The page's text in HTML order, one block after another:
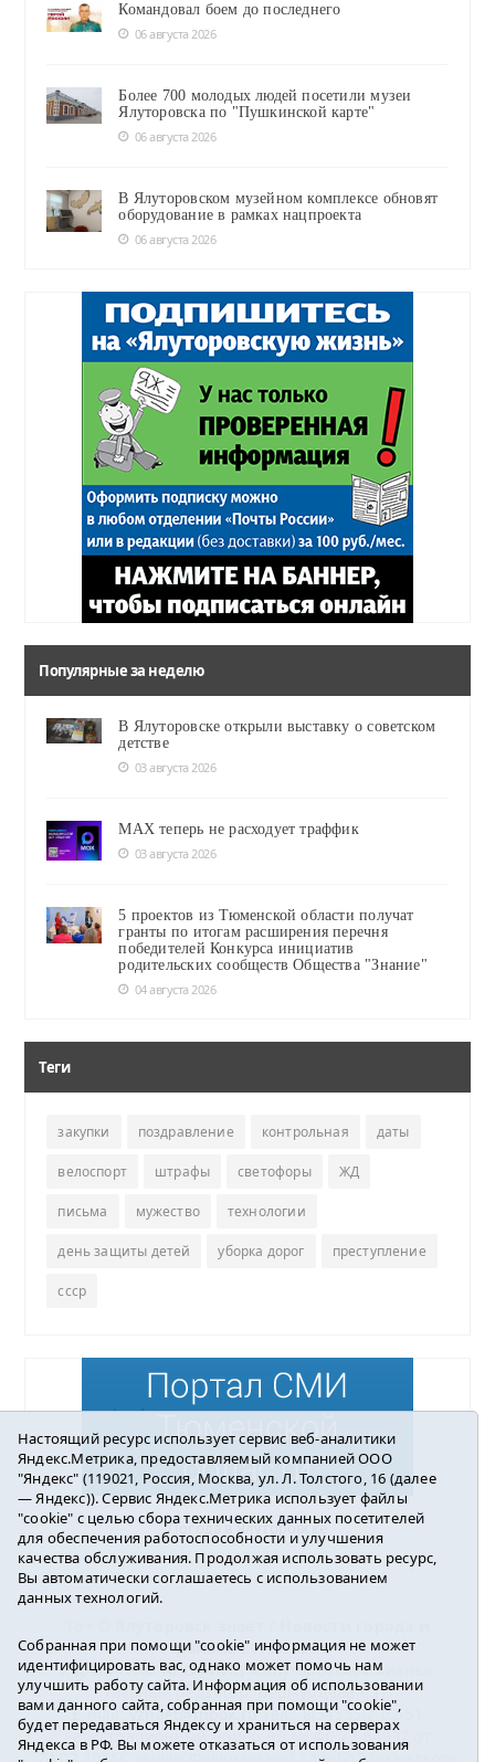
Командовал боем до последнего
06 августа 2026
Более 700 молодых людей посетили музеи
Ялуторовска по "Пушкинской карте"
06 августа 2026
В Ялуторовском музейном комплексе обновят
оборудование в рамках нацпроекта
06 августа 2026
Популярные за неделю
В Ялуторовске открыли выставку о советском
детстве
03 августа 2026
MAX теперь не расходует траффик
03 августа 2026
5 проектов из Тюменской области получат
гранты по итогам расширения перечня
победителей Конкурса инициатив
родительских сообществ Общества "Знание"
04 августа 2026
Теги
закупки поздравление контрольная даты
велоспорт штрафы светофоры ЖД
письма мужество технологии
день защиты детей уборка дорог преступление
ссср
Погода в Ялуторовске
района2016-2023
Учредитель: АНО «ИИЦ « Ялуторовская жизнь».
Главный редактор: Вешкурцева С.П.
E-mail:yznaet@inbox.ruТел.: 8(34535)2-02-51
Регистрационный номер ЭЛ № ФС 77-64937 от
Настоящий ресурс использует сервис веб-аналитики
Яндекс.Метрика, предоставляемый компанией ООО
"Яндекс" (119021, Россия, Москва, ул. Л. Толстого, 16 (далее
— Яндекс)). Сервис Яндекс.Метрика использует файлы
"cookie" с целью сбора технических данных посетителей
для обеспечения работоспособности и улучшения
качества обслуживания. Продолжая использовать ресурс,
Вы автоматически соглашаетесь с использованием
данных технологий.
Собранная при помощи "cookie" информация не может
идентифицировать вас, однако может помочь нам
улучшить работу сайта. Информация об использовании
вами данного сайта, собранная при помощи "cookie",
будет передаваться Яндексу и храниться на серверах
Яндекса в РФ. Вы можете отказаться от использования